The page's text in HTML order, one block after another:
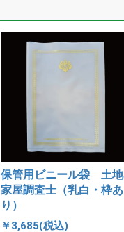
保管用ビニール袋 土地
家屋調査士（乳白・枠あ
り）
￥3,685(税込)